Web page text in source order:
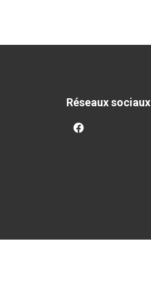
Réseaux sociaux
facebook